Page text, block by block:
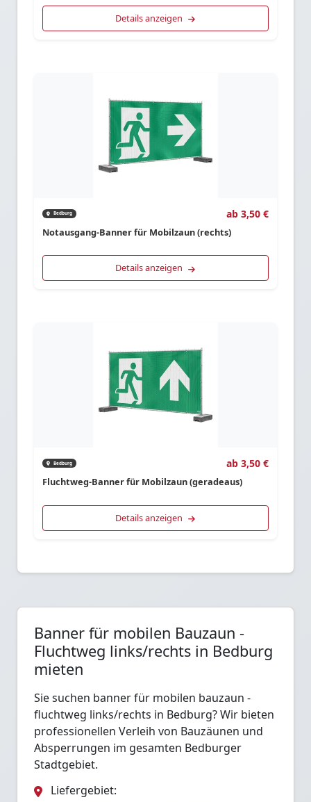
Details anzeigen
Bedburg ab 3,50 €
Notausgang-Banner für Mobilzaun (rechts)
Details anzeigen
Bedburg ab 3,50 €
Fluchtweg-Banner für Mobilzaun (geradeaus)
Details anzeigen
Banner für mobilen Bauzaun -
Fluchtweg links/rechts in Bedburg
mieten
Sie suchen banner für mobilen bauzaun -
fluchtweg links/rechts in Bedburg? Wir bieten
professionellen Verleih von Bauzäunen und
Absperrungen im gesamten Bedburger
Stadtgebiet.
Liefergebiet: